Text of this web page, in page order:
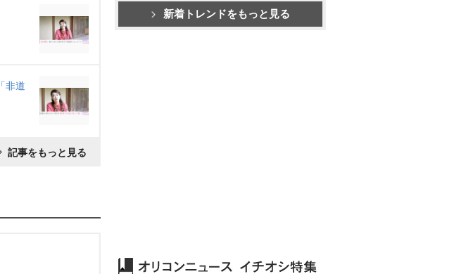
非道
記事をもっと見る
新着トレンドをもっと見る